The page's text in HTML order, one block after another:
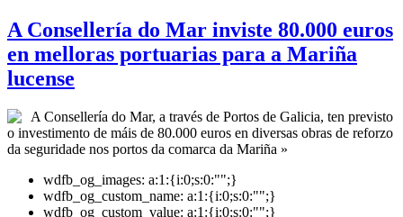
A Consellería do Mar inviste 80.000 euros
en melloras portuarias para a Mariña
lucense
A Consellería do Mar, a través de Portos de Galicia, ten previsto
o investimento de máis de 80.000 euros en diversas obras de reforzo
da seguridade nos portos da comarca da Mariña »
wdfb_og_images: a:1:{i:0;s:0:"";}
wdfb_og_custom_name: a:1:{i:0;s:0:"";}
wdfb_og_custom_value: a:1:{i:0;s:0:"";}